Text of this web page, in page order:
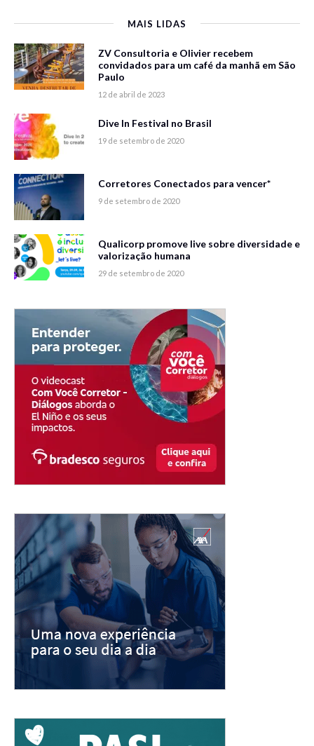
MAIS LIDAS
ZV Consultoria e Olivier recebem
convidados para um café da manhã em São
Paulo
12 de abril de 2023
Dive In Festival no Brasil
19 de setembro de 2020
Corretores Conectados para vencer*
9 de setembro de 2020
Qualicorp promove live sobre diversidade e
valorização humana
29 de setembro de 2020